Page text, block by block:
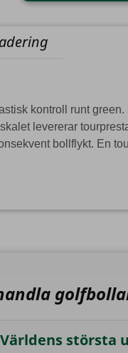
kontroll runt
levererar
bollflykt. En
Världens största